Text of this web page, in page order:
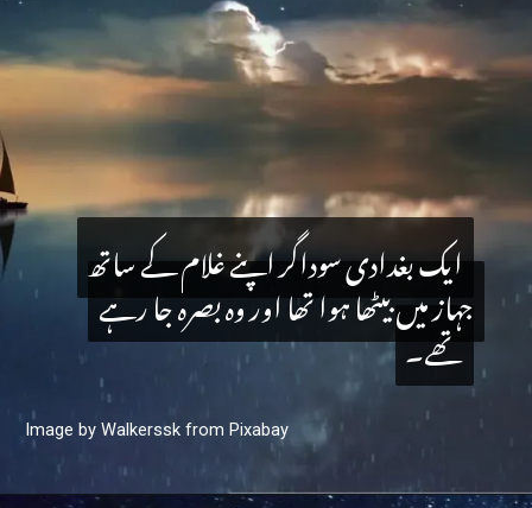
ایک بغدادی سوداگر اپنے غلام کے ساتھ
جہاز میں بیٹھا ہوا تھا اور وہ بصرہ جا رہے
تھے۔
ایک بغدادی سوداگر اپنے غلام کے ساتھ
جہاز میں بیٹھا ہوا تھا اور وہ بصرہ جا رہے
تھے۔
Image by Walkerssk from Pixabay